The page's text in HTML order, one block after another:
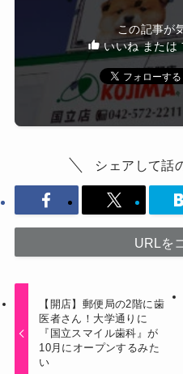
この記事が
いいね または
シェアして話
URLを
【開店】郵便局の2階に歯
医者さん！大学通りに
『国立スマイル歯科』が
10月にオープンするみた
い